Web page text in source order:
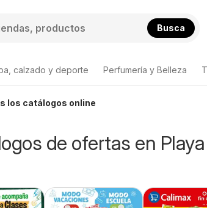
Busca
calzado y deporte Perfumería y Belleza
los catálogos online
de ofertas en Playa